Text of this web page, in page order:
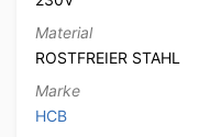
Material
ROSTFREIER STAHL
Marke
HCB